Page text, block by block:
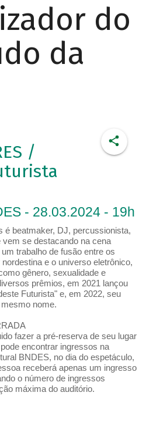
do
da
/
- 28.03.2024 - 19h
é beatmaker, DJ, percussionista,
se destacando na cena
trabalho de fusão entre os
e o universo eletrônico,
gênero, sexualidade e
prêmios, em 2021 lançou
Futurista" e, em 2022, seu
nome.
fazer a pré-reserva de seu lugar
encontrar ingressos na
BNDES, no dia do espetáculo,
receberá apenas um ingresso
o número de ingressos
máxima do auditório.